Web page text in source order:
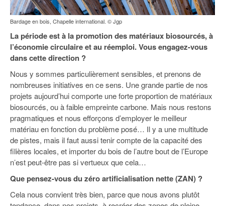
Bardage en bois, Chapelle international. © Jgp
La période est à la promotion des matériaux biosourcés, à
l’économie circulaire et au réemploi. Vous engagez-vous
dans cette direction ?
Nous y sommes particulièrement sensibles, et prenons de
nombreuses initiatives en ce sens. Une grande partie de nos
projets aujourd’hui comporte une forte proportion de matériaux
biosourcés, ou à faible empreinte carbone. Mais nous restons
pragmatiques et nous efforçons d’employer le meilleur
matériau en fonction du problème posé… Il y a une multitude
de pistes, mais il faut aussi tenir compte de la capacité des
filières locales, et importer du bois de l’autre bout de l’Europe
n’est peut-être pas si vertueux que cela…
Que pensez-vous du zéro artificialisation nette (ZAN) ?
Cela nous convient très bien, parce que nous avons plutôt